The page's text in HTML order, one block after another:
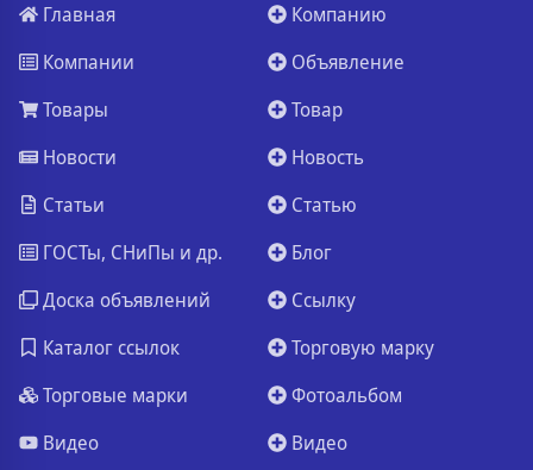
Главная
Компании
Товары
Новости
Статьи
ГОСТы, СНиПы и др.
Доска объявлений
Каталог ссылок
Торговые марки
Видео
Компанию
Объявление
Товар
Новость
Статью
Блог
Ссылку
Торговую марку
Фотоальбом
Видео